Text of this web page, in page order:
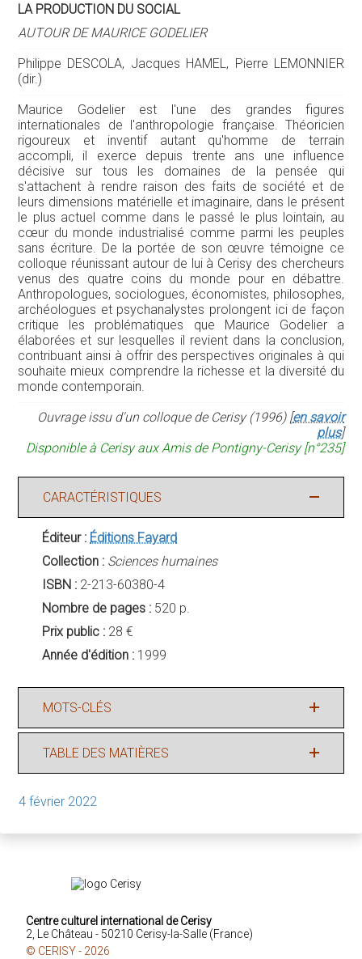
LA PRODUCTION DU SOCIAL
AUTOUR DE MAURICE GODELIER
Philippe DESCOLA, Jacques HAMEL, Pierre LEMONNIER
(dir.)
Maurice Godelier est l'une des grandes figures
internationales de l'anthropologie française. Théoricien
rigoureux et inventif autant qu'homme de terrain
accompli, il exerce depuis trente ans une influence
décisive sur tous les domaines de la pensée qui
s'attachent à rendre raison des faits de société et de
leurs dimensions matérielle et imaginaire, dans le présent
le plus actuel comme dans le passé le plus lointain, au
cœur du monde industrialisé comme parmi les peuples
sans écriture. De la portée de son œuvre témoigne ce
colloque réunissant autour de lui à Cerisy des chercheurs
venus des quatre coins du monde pour en débattre.
Anthropologues, sociologues, économistes, philosophes,
archéologues et psychanalystes prolongent ici de façon
critique les problématiques que Maurice Godelier a
élaborées et sur lesquelles il revient dans la conclusion,
contribuant ainsi à offrir des perspectives originales à qui
souhaite mieux comprendre la richesse et la diversité du
monde contemporain.
Ouvrage issu d'un colloque de Cerisy (1996) [en savoir
plus]
Disponible à Cerisy aux Amis de Pontigny-Cerisy [n°235]
CARACTÉRISTIQUES
Éditeur : Éditions Fayard
Collection : Sciences humaines
ISBN : 2-213-60380-4
Nombre de pages : 520 p.
Prix public : 28 €
Année d'édition : 1999
MOTS-CLÉS
TABLE DES MATIÈRES
4 février 2022
Centre culturel international de Cerisy
2, Le Château - 50210 Cerisy-la-Salle (France)
© CERISY - 2026